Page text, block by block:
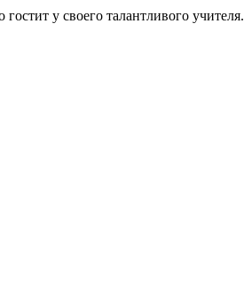
у своего талантливого учителя.